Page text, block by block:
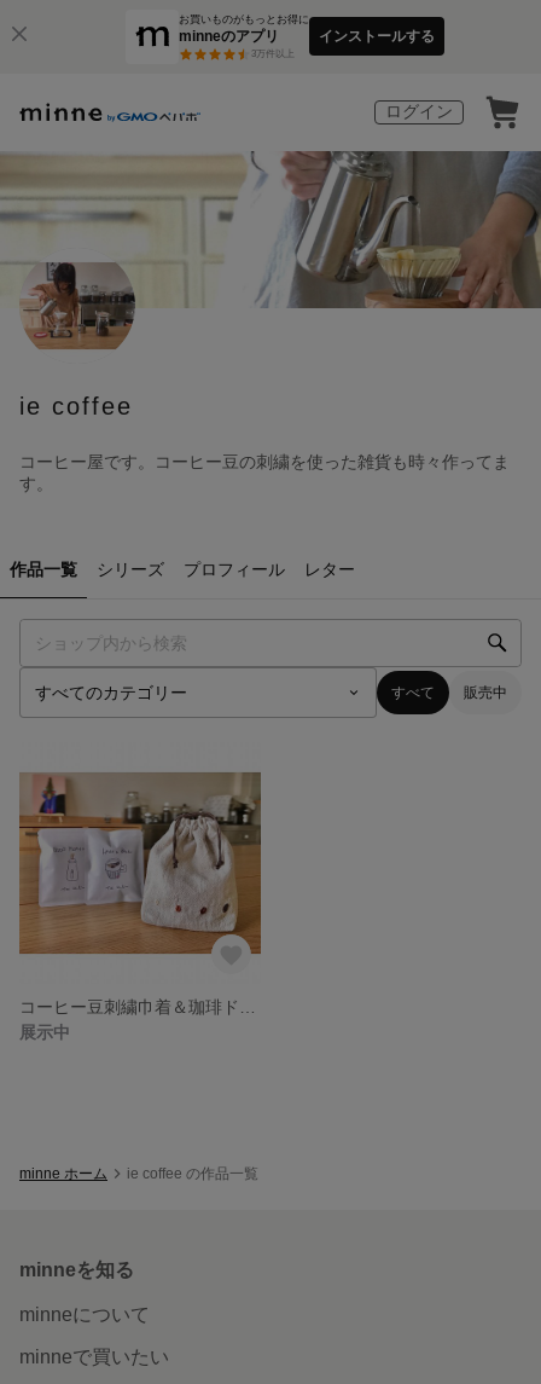
お買いものがもっとお得に
minneのアプリ
3万件以上
インストールする
ログイン
ie coffee
コーヒー屋です。コーヒー豆の刺繍を使った雑貨も時々作ってま
す。
作品一覧 シリーズ プロフィール レター
すべて 販売中
展示中
minne ホーム ie coffee の作品一覧
minneを知る
minneについて
minneで買いたい